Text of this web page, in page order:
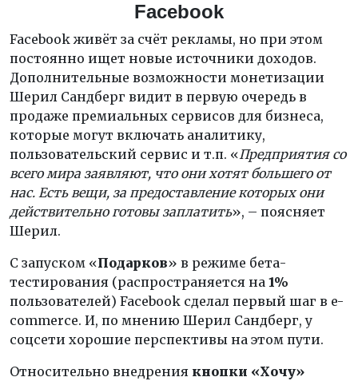
Facebook
Facebook живёт за счёт рекламы, но при этом
постоянно ищет новые источники доходов.
Дополнительные возможности монетизации
Шерил Сандберг видит в первую очередь в
продаже премиальных сервисов для бизнеса,
которые могут включать аналитику,
пользовательский сервис и т.п. «Предприятия со
всего мира заявляют, что они хотят большего от
нас. Есть вещи, за предоставление которых они
действительно готовы заплатить», – поясняет
Шерил.
С запуском «Подарков» в режиме бета-
тестирования (распространяется на 1%
пользователей) Facebook сделал первый шаг в e-
commerce. И, по мнению Шерил Сандберг, у
соцсети хорошие перспективы на этом пути.
Относительно внедрения кнопки «Хочу»